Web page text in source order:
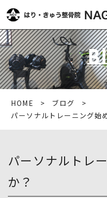
HOME
ブログ
パーソナルトレーニング始
パーソナルトレ
か？